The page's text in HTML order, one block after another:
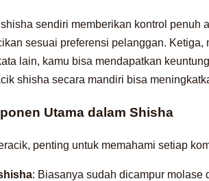
sendiri memberikan kontrol penuh
sesuai preferensi pelanggan.
lain, kamu bisa mendapatkan
shisha secara mandiri bisa
Utama dalam Shisha
penting untuk memahami setiap
: Biasanya sudah dicampur molase